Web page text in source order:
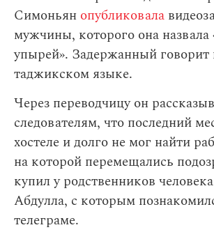
Симоньян опубликовала
мужчины, которого она назвала
упырей». Задержанный говорит
таджикском языке.
Через переводчицу он
следователям, что последний
хостеле и долго не мог найти
на которой перемещались
купил у родственников
Абдулла, с которым
телеграме.